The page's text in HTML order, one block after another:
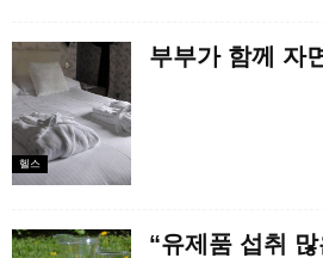
헬스
부부가 함께 자
“유제품 섭취